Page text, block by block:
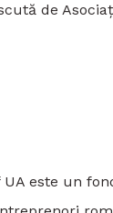
de
UA este un